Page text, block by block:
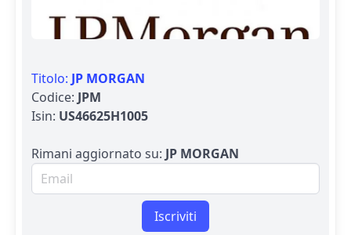
Titolo: JP MORGAN
Codice: JPM
Isin: US46625H1005
Rimani aggiornato su: JP MORGAN
Email per newsletter
Iscriviti